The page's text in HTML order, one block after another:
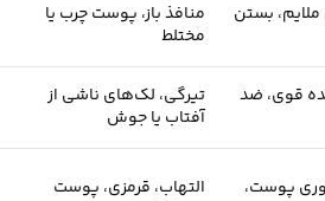
ملایم، بستن
منافذ باز، پوست چرب یا
مختلط
قوی، ضد
تیرگی، لک‌های ناشی از
آفتاب یا جوش
پوست،
التهاب، قرمزی، پوست